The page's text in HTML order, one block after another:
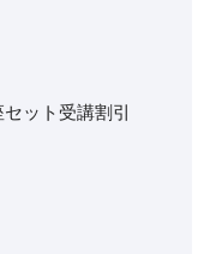
ット受講割引